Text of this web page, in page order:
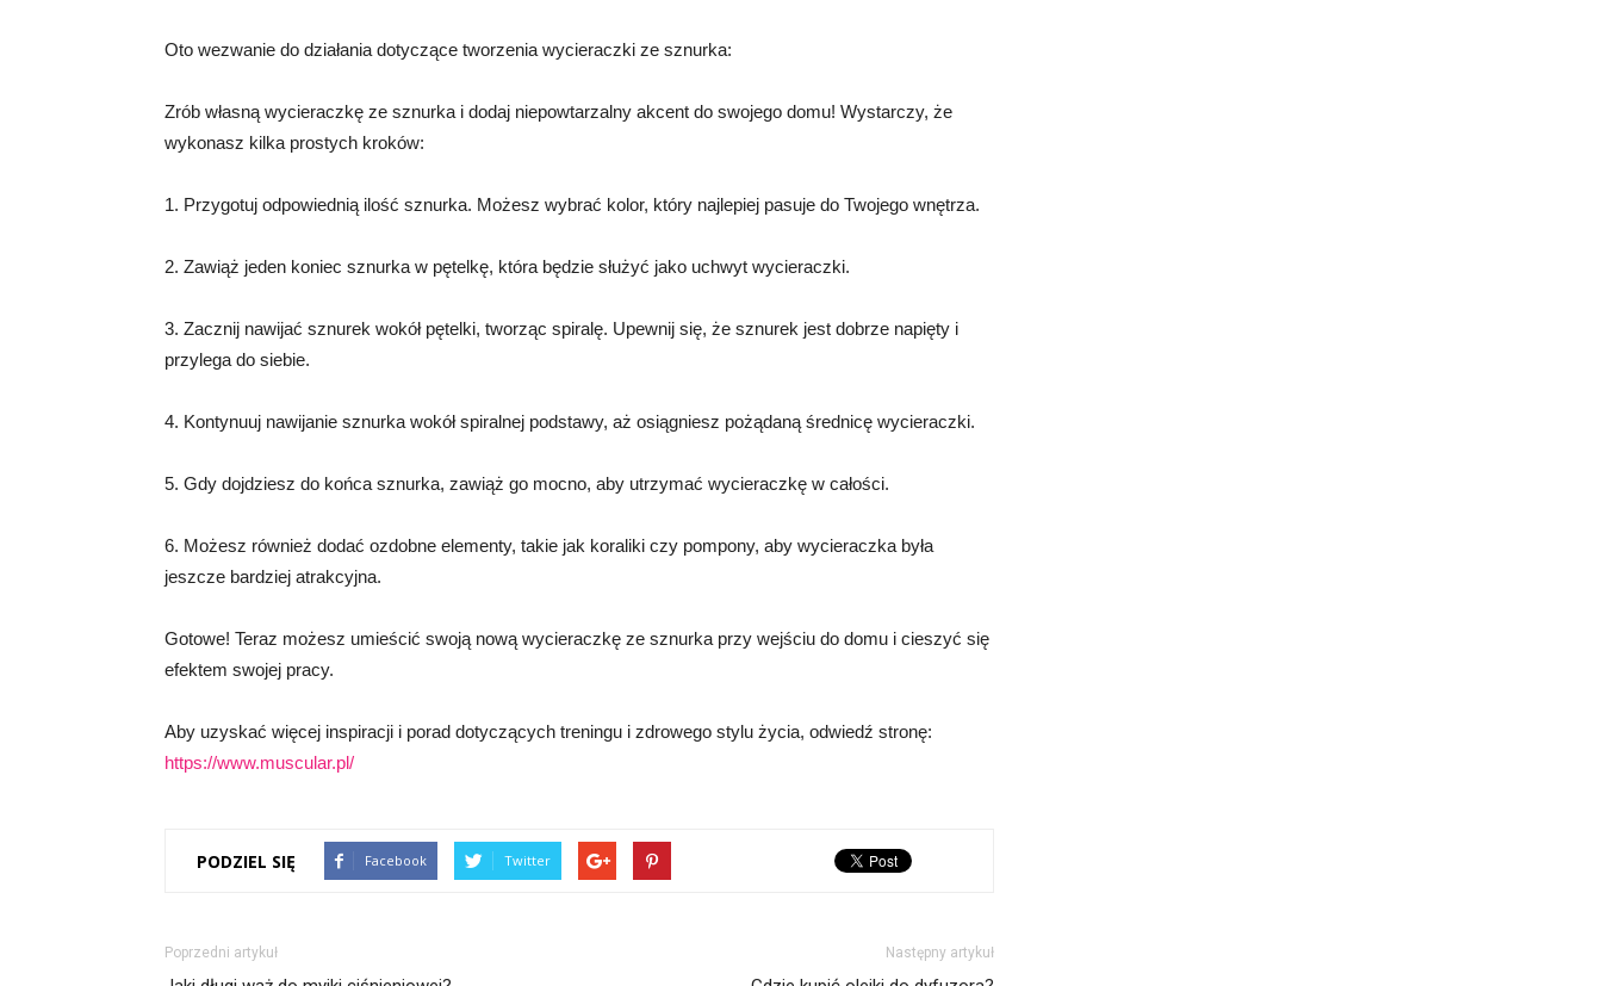
Oto wezwanie do działania dotyczące tworzenia wycieraczki ze sznurka:
Zrób własną wycieraczkę ze sznurka i dodaj niepowtarzalny akcent do swojego domu! Wystarczy, że
wykonasz kilka prostych kroków:
1. Przygotuj odpowiednią ilość sznurka. Możesz wybrać kolor, który najlepiej pasuje do Twojego wnętrza.
2. Zawiąż jeden koniec sznurka w pętelkę, która będzie służyć jako uchwyt wycieraczki.
3. Zacznij nawijać sznurek wokół pętelki, tworząc spiralę. Upewnij się, że sznurek jest dobrze napięty i
przylega do siebie.
4. Kontynuuj nawijanie sznurka wokół spiralnej podstawy, aż osiągniesz pożądaną średnicę wycieraczki.
5. Gdy dojdziesz do końca sznurka, zawiąż go mocno, aby utrzymać wycieraczkę w całości.
6. Możesz również dodać ozdobne elementy, takie jak koraliki czy pompony, aby wycieraczka była
jeszcze bardziej atrakcyjna.
Gotowe! Teraz możesz umieścić swoją nową wycieraczkę ze sznurka przy wejściu do domu i cieszyć się
efektem swojej pracy.
Aby uzyskać więcej inspiracji i porad dotyczących treningu i zdrowego stylu życia, odwiedź stronę:
https://www.muscular.pl/
PODZIEL SIĘ Facebook Twitter
Poprzedni artykuł Następny artykuł